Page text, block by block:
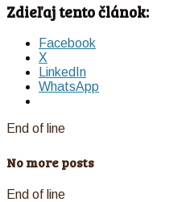
Zdieľaj tento článok:
Facebook
X
LinkedIn
WhatsApp
End of line
No more posts
End of line